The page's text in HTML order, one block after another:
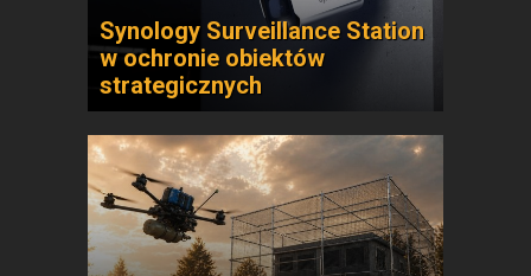
Synology Surveillance Station
w ochronie obiektów
strategicznych